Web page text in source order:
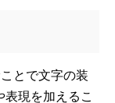
とで文字の装
現を加えるこ